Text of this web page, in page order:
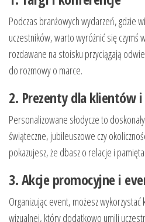
Podczas branżowych wydarzeń, gdzie
uczestników, warto wyróżnić się czymś
rozdawane na stoisku przyciągają
do rozmowy o marce.
2. Prezenty dla klientów
Personalizowane słodycze to
świąteczne, jubileuszowe czy
pokazujesz, że dbasz o relacje i
3. Akcje promocyjne i
Organizując event, możesz
wizualnej, który dodatkowo umili